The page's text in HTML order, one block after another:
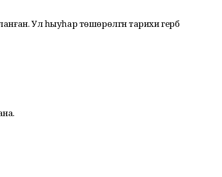
Ул һыуһар төшөрөлгән тарихи герб